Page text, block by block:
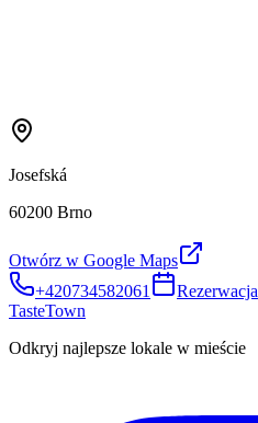
Josefská
60200 Brno
Otwórz w Google Maps
+420734582061
Rezerwacja
TasteTown
Odkryj najlepsze lokale w mieście